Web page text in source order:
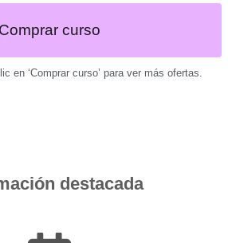
Comprar curso
en ‘Comprar curso’ para ver más ofertas.
destacada